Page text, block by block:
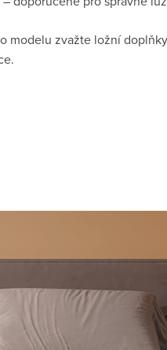
modelu zvažte ložní